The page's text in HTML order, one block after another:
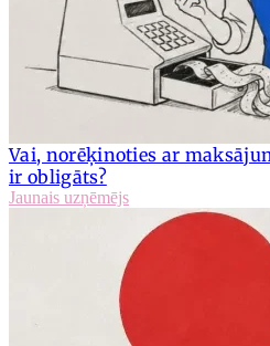
Vai, norēķinoties ar
ir obligāts?
Jaunais uzņēmējs